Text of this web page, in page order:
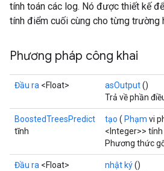
tính toán các log. Nó được thiết kế
tính điểm cuối cùng cho từng trường
Phương pháp công khai
Đầu ra <Float> asOutput()
Trả về phần
BoostedTreesPredict
tĩnh
tạo ( Phạm vi
<Integer>>
Phương thức
Đầu ra <Float> nhật ký()